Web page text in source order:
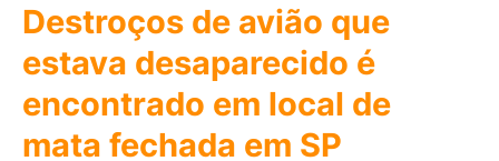
Destroços de avião que
estava desaparecido é
encontrado em local de
mata fechada em SP